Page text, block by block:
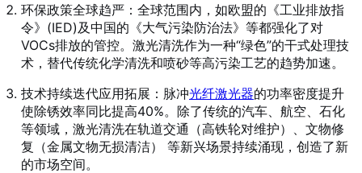
环保政策全球趋严：全球范围内，如欧盟的《工业排放指
令》(IED)及中国的《大气污染防治法》等都强化了对
VOCs排放的管控。激光清洗作为一种“绿色”的干式处理技
术，替代传统化学清洗和喷砂等高污染工艺的趋势加速。
技术持续迭代应用拓展：脉冲光纤激光器的功率密度提升
使除锈效率同比提高40%。除了传统的汽车、航空、石化
等领域，激光清洗在轨道交通（高铁轮对维护）、文物修
复（金属文物无损清洁） 等新兴场景持续涌现，创造了新
的市场空间。